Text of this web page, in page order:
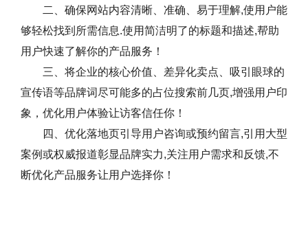
二、确保网站内容清晰、准确、易于理解,使用户能
够轻松找到所需信息.使用简洁明了的标题和描述,帮助
用户快速了解你的产品服务！
三、将企业的核心价值、差异化卖点、吸引眼球的
宣传语等品牌词尽可能多的占位搜索前几页,增强用户印
象，优化用户体验让访客信任你！
四、优化落地页引导用户咨询或预约留言,引用大型
案例或权威报道彰显品牌实力,关注用户需求和反馈,不
断优化产品服务让用户选择你！